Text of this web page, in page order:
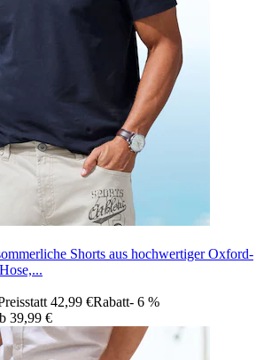
Shorts aus hochwertiger Oxford-
statt 42,99 €Rabatt- 6 %
39,99 €